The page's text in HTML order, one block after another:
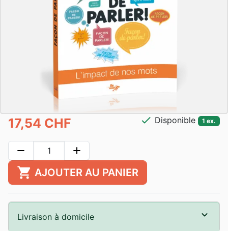
17,54 CHF check Disponible 1 ex.
remove add
shopping_cart AJOUTER AU PANIER
Livraison à domicile